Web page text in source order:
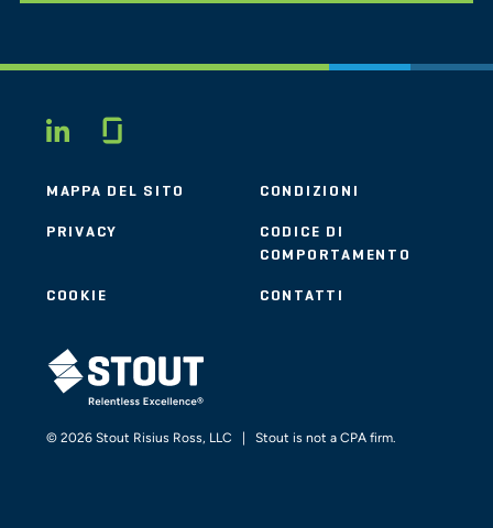
LINKEDIN
MAPPA DEL SITO CONDIZIONI
PRIVACY
CODICE DI
COMPORTAMENTO
COOKIE CONTATTI
STOUT LOGO
© 2026 Stout Risius Ross, LLC | Stout is not a CPA firm.